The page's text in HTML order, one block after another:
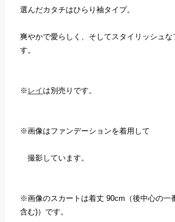
選んだカタチはひらり袖タイプ。
爽やかで愛らしく、そしてスタイリッシュ
す。
※ レイ は別売りです。
※画像はファンデーションを着用して
撮影しています。
※画像のスカートは着丈 90cm（後中心の一
含む)）です。